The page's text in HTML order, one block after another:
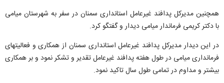
همچنین مدیرکل پدافند غیرعامل استانداری سمنان در سفر به شهرستان میامی
با دکتر کریمی فرماندار میامی دیدار و گفتگو کرد.
در این دیدار مدیرکل پدافند غیرعامل استانداری سمنان از همکاری و فعالیتهای
فرمانداری میامی در طول هفته پدافند غیرعامل تقدیر و تشکر نمود و بر همکاری
بیشتر و مداوم در تمامی طول سال تاکید نمود.